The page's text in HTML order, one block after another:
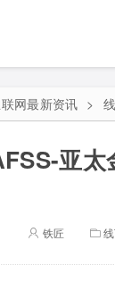
网最新资讯 >
亚
铁匠